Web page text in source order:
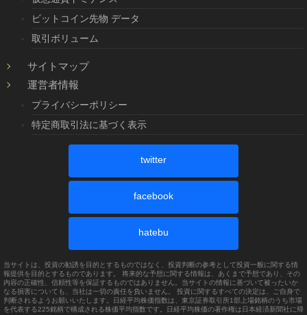
ビットコイン先物 データ
取引ボリューム
サイトマップ
運営者情報
プライバシーポリシー
特定商取引法に基づく表示
twitter
facebook
hatebu
当サイトは、投資の勧誘を目的とするものではなく、投資判断の参考として投資一般に関する情
報提供を目的とするものであります。 将来的な予想に関する情報は、あくまで予想であり、その
内容の正確性、信頼性等を保証するものではありません。当サイトの情報に基づいて被ったいか
なる損害についても、当社は一切の責任を負いません。 投資に関するすべての決定は、ご自身で
判断されるようお願いいたします。日経平均株価指数は、東京証券取引所1部上場銘柄のうち市場
を代表する225銘柄で構成される株価平均指数です。日経平均株価の著作権は日本経済新聞社に帰